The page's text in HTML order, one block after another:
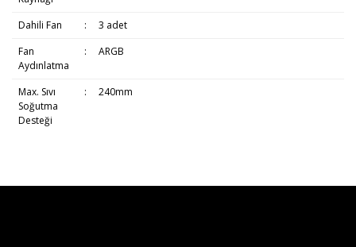
Dahili Fan
:
3 adet
Fan
Aydınlatma
: ARGB
Max. Sıvı
Soğutma
Desteği
: 240mm